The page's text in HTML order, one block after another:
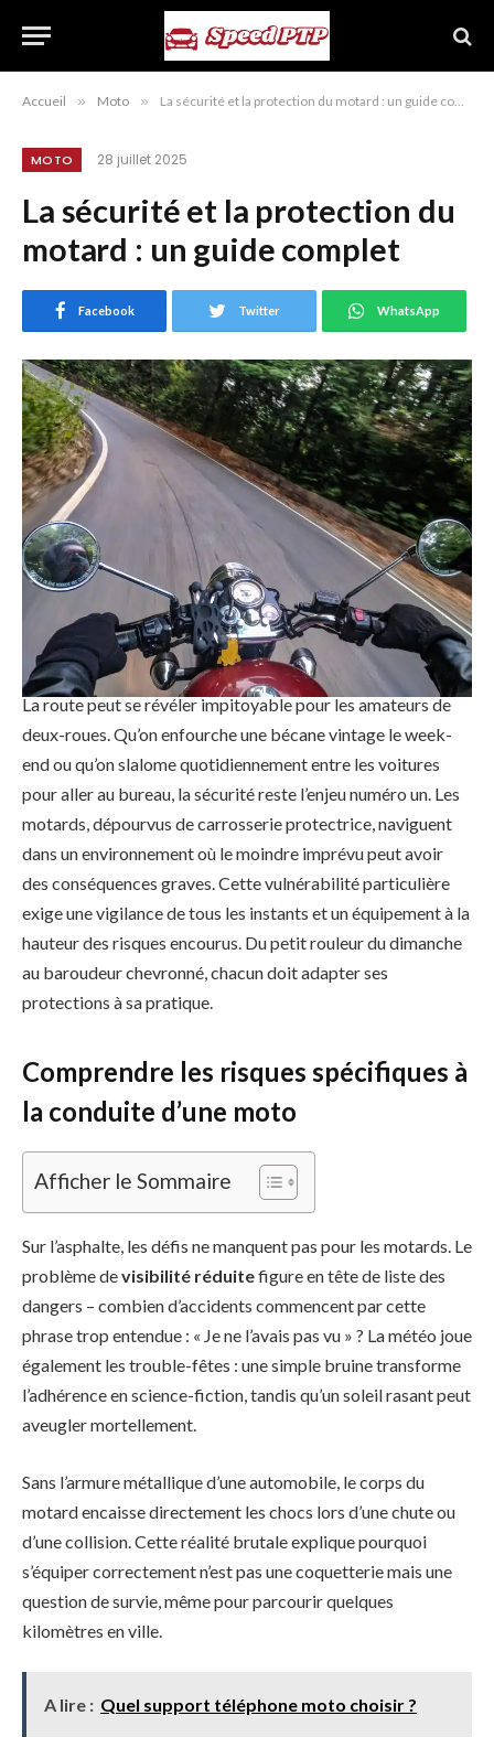
Accueil » Moto » La sécurité et la protection du motard : un guide complet
MOTO 28 juillet 2025
La sécurité et la protection du
motard : un guide complet
Facebook Twitter WhatsApp
La route peut se révéler impitoyable pour les amateurs de
deux-roues. Qu’on enfourche une bécane vintage le week-
end ou qu’on slalome quotidiennement entre les voitures
pour aller au bureau, la sécurité reste l’enjeu numéro un. Les
motards, dépourvus de carrosserie protectrice, naviguent
dans un environnement où le moindre imprévu peut avoir
des conséquences graves. Cette vulnérabilité particulière
exige une vigilance de tous les instants et un équipement à la
hauteur des risques encourus. Du petit rouleur du dimanche
au baroudeur chevronné, chacun doit adapter ses
protections à sa pratique.
Comprendre les risques spécifiques à
la conduite d’une moto
Afficher le Sommaire
Sur l’asphalte, les défis ne manquent pas pour les motards. Le
problème devisibilité réduitefigure en tête de liste des
dangers – combien d’accidents commencent par cette
phrase trop entendue : « Je ne l’avais pas vu » ? La météo joue
également les trouble-fêtes : une simple bruine transforme
l’adhérence en science-fiction, tandis qu’un soleil rasant peut
aveugler mortellement.
Sans l’armure métallique d’une automobile, le corps du
motard encaisse directement les chocs lors d’une chute ou
d’une collision. Cette réalité brutale explique pourquoi
s’équiper correctement n’est pas une coquetterie mais une
question de survie, même pour parcourir quelques
kilomètres en ville.
A lire : Quel support téléphone moto choisir ?